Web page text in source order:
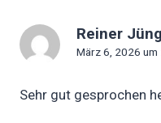
Reiner
März 6, 2026 um
Sehr gut gesprochen